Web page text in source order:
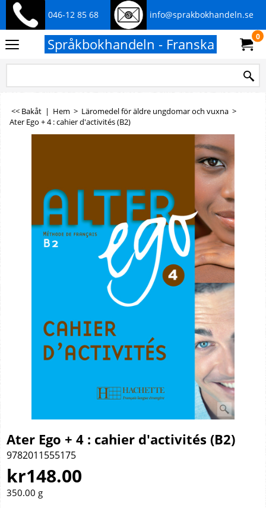
046-12 85 68 info@sprakbokhandeln.se
Språkbokhandeln - Franska 0
<< Bakåt | Hem > Läromedel för äldre ungdomar och vuxna >
Ater Ego + 4 : cahier d'activités (B2)
Ater Ego + 4 : cahier d'activités (B2)
9782011555175
kr148.00
350.00 g